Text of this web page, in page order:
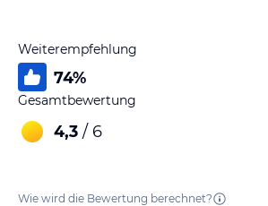
Weiterempfehlung
74%
Gesamtbewertung
4,3 / 6
Wie wird die Bewertung berechnet?